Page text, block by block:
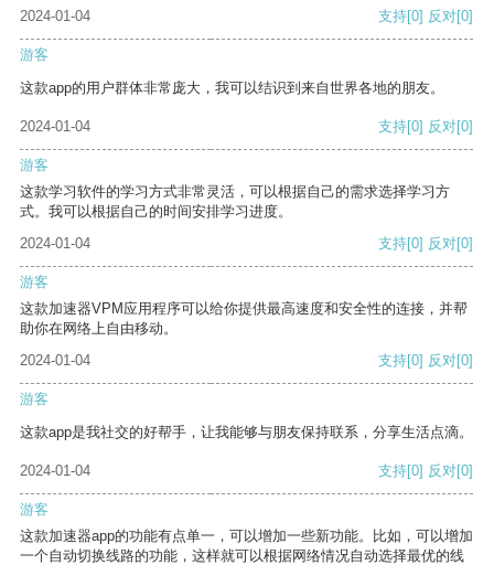
2024-01-04 支持[0] 反对[0]
游客
这款app的用户群体非常庞大，我可以结识到来自世界各地的朋友。
2024-01-04 支持[0] 反对[0]
游客
这款学习软件的学习方式非常灵活，可以根据自己的需求选择学习方
式。我可以根据自己的时间安排学习进度。
2024-01-04
支持[0] 反对[0]
游客
这款加速器VPM应用程序可以给你提供最高速度和安全性的连接，并帮
助你在网络上自由移动。
2024-01-04
支持[0] 反对[0]
游客
这款app是我社交的好帮手，让我能够与朋友保持联系，分享生活点滴。
2024-01-04 支持[0] 反对[0]
游客
这款加速器app的功能有点单一，可以增加一些新功能。比如，可以增加
一个自动切换线路的功能，这样就可以根据网络情况自动选择最优的线